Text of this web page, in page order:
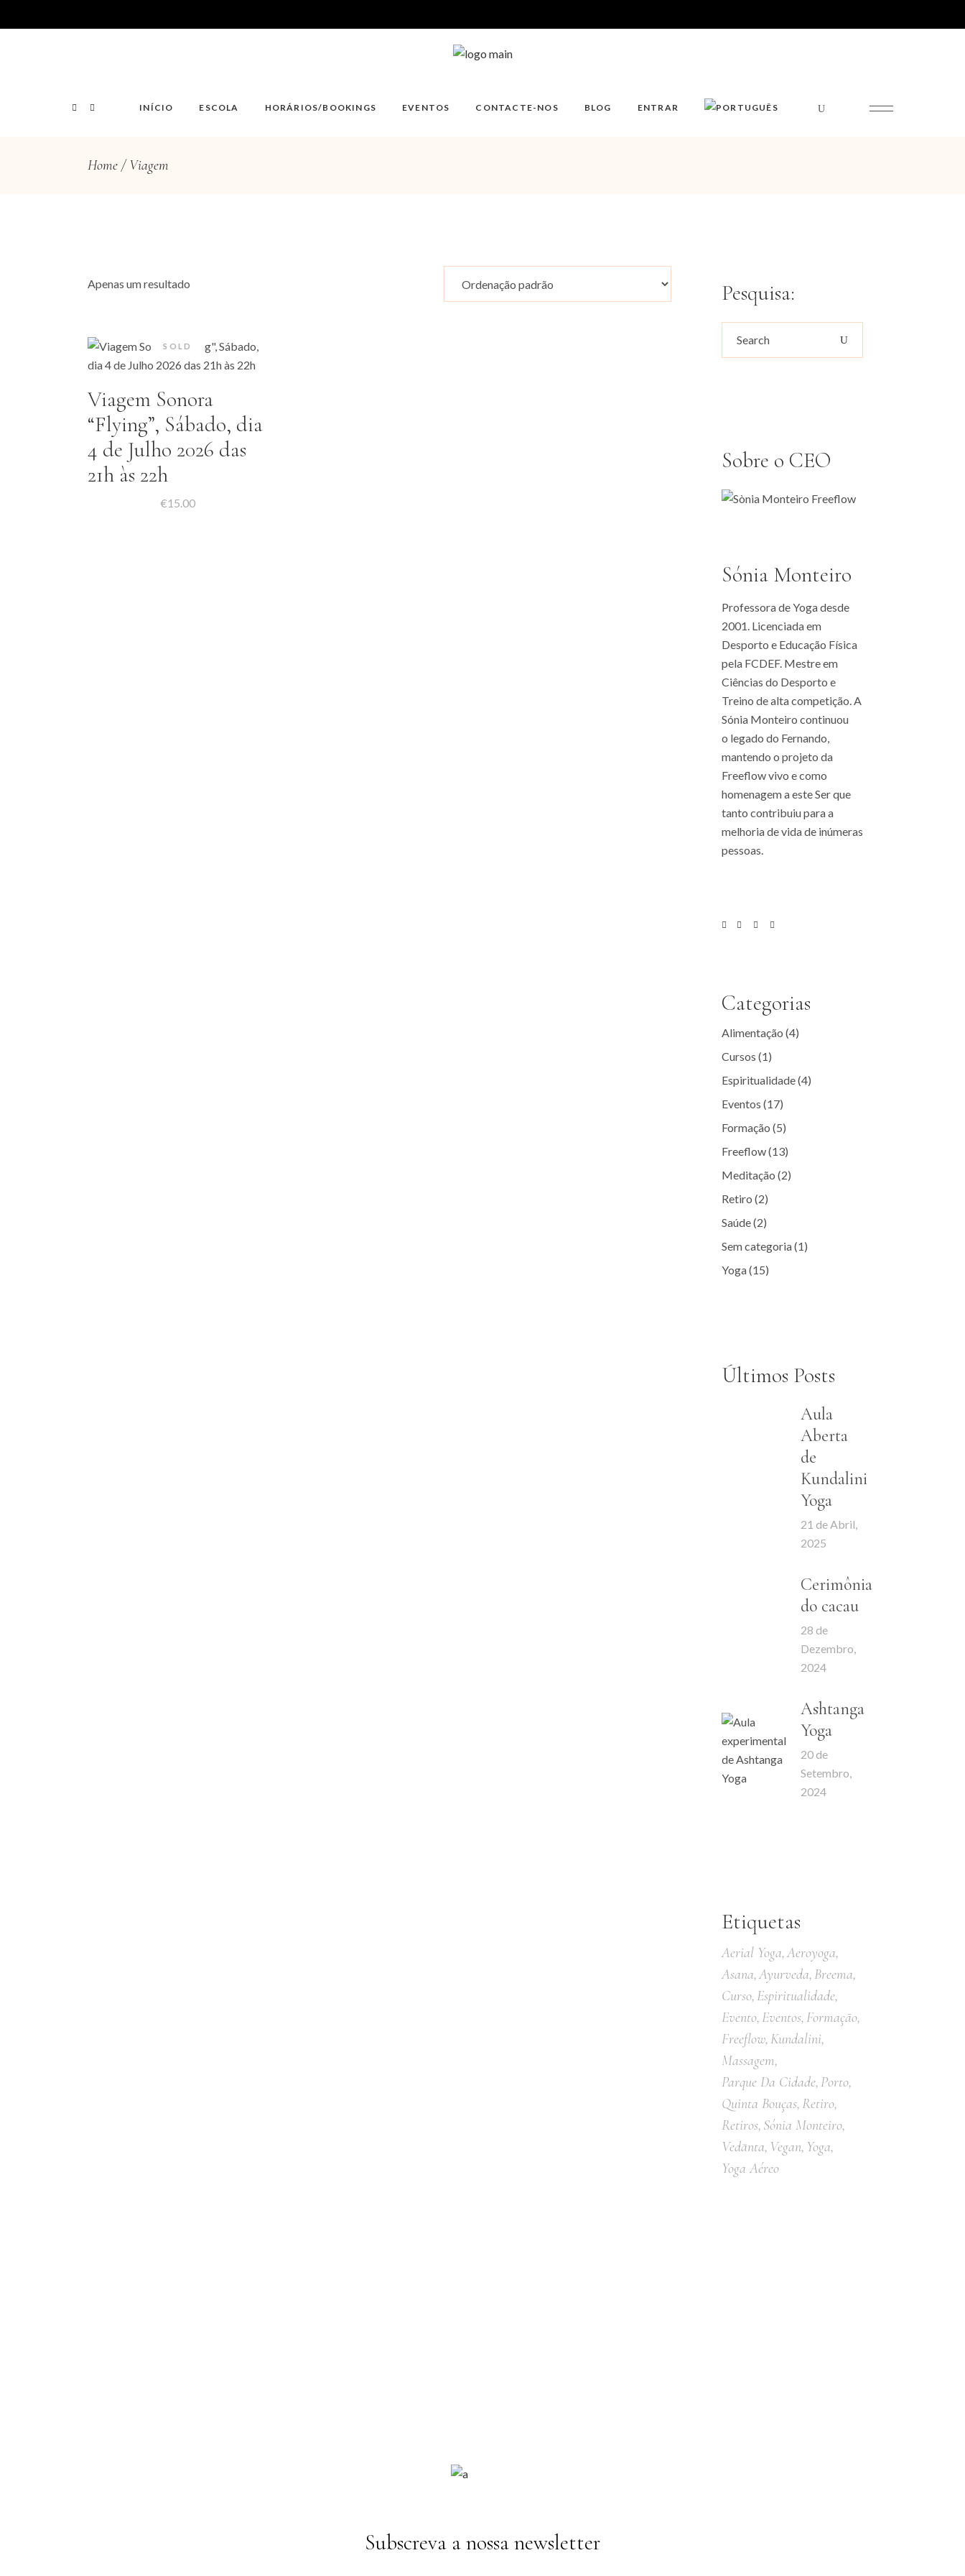
INÍCIO ESCOLA HORÁRIOS/BOOKINGS EVENTOS CONTACTE-NOS BLOG ENTRAR
Home Viagem
Apenas um resultado
SOLD
Viagem Sonora
“Flying”, Sábado, dia
4 de Julho 2026 das
21h às 22h
€15.00
Pesquisa:
Search
for:
Sobre o CEO
Sónia Monteiro
Professora de Yoga desde
2001. Licenciada em
Desporto e Educação Física
pela FCDEF. Mestre em
Ciências do Desporto e
Treino de alta competição. A
Sónia Monteiro continuou
o legado do Fernando,
mantendo o projeto da
Freeflow vivo e como
homenagem a este Ser que
tanto contribuiu para a
melhoria de vida de inúmeras
pessoas.
Categorias
Alimentação (4)
Cursos (1)
Espiritualidade(4)
Eventos (17)
Formação (5)
Freeflow(13)
Meditação (2)
Retiro (2)
Saúde(2)
Sem categoria(1)
Yoga(15)
Últimos Posts
Aula
Aberta
de
Kundalini
Yoga
21 de Abril,
2025
Cerimônia
do cacau
28 de
Dezembro,
2024
Ashtanga
Yoga
20 de
Setembro,
2024
Etiquetas
Aerial Yoga Aeroyoga
Asana Ayurveda Breema
Curso Espiritualidade
Evento Eventos Formação
Freeflow Kundalini
Massagem
Parque Da Cidade Porto
Quinta Bouças Retiro
Retiros Sónia Monteiro
Vedānta Vegan Yoga
Yoga Aéreo
Subscreva a nossa newsletter